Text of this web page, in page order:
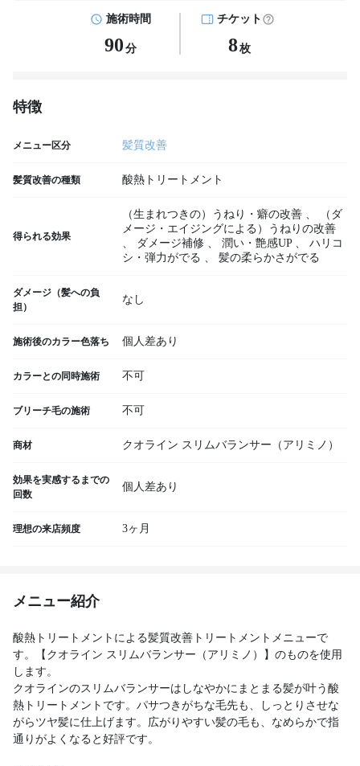
施術時間
90 分
チケット
8枚
特徴
メニュー区分 髪質改善
髪質改善の種類 酸熱トリートメント
得られる効果
（生まれつきの）うねり・癖の改善 、
（ダ
メージ・エイジングによる）うねりの改善
、
ダメージ補修 、 潤い・艶感UP 、
ハリコ
シ・弾力がでる 、 髪の柔らかさがでる
ダメージ（髪への負
担）
なし
施術後のカラー色落ち 個人差あり
カラーとの同時施術 不可
ブリーチ毛の施術 不可
商材 クオライン スリムバランサー（アリミノ）
効果を実感するまでの
回数
個人差あり
理想の来店頻度 3ヶ月
メニュー紹介
酸熱トリートメントによる髪質改善トリートメントメニューで
す。【クオライン スリムバランサー（アリミノ）】のものを使用
します。
クオラインのスリムバランサーはしなやかにまとまる髪が叶う酸
熱トリートメントです。パサつきがちな毛先も、しっとりさせな
がらツヤ髪に仕上げます。広がりやすい髪の毛も、なめらかで指
通りがよくなると好評です。